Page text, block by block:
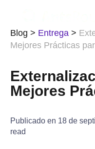
Blog > Entrega >
Mejores Prácticas
Mejores
Publicado en 18 de
read